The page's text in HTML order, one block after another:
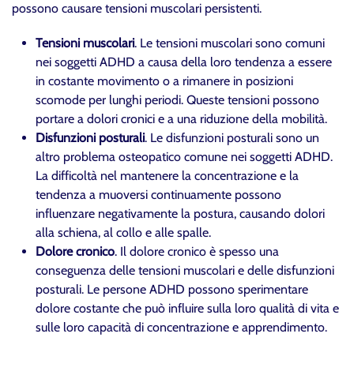
possono causare tensioni muscolari persistenti.
Tensioni muscolari. Le tensioni muscolari sono comuni
nei soggetti ADHD a causa della loro tendenza a essere
in costante movimento o a rimanere in posizioni
scomode per lunghi periodi. Queste tensioni possono
portare a dolori cronici e a una riduzione della mobilità.
Disfunzioni posturali. Le disfunzioni posturali sono un
altro problema osteopatico comune nei soggetti ADHD.
La difficoltà nel mantenere la concentrazione e la
tendenza a muoversi continuamente possono
influenzare negativamente la postura, causando dolori
alla schiena, al collo e alle spalle.
Dolore cronico. Il dolore cronico è spesso una
conseguenza delle tensioni muscolari e delle disfunzioni
posturali. Le persone ADHD possono sperimentare
dolore costante che può influire sulla loro qualità di vita e
sulle loro capacità di concentrazione e apprendimento.